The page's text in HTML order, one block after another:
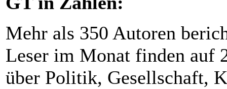
Mehr als 350 Autoren
Leser im Monat finden auf
über Politik, Gesellschaft,